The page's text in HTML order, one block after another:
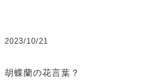
2023/10/21
胡蝶蘭の花言葉？